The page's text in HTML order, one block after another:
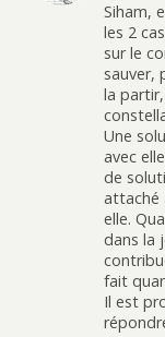
Siham,
les 2
sur le
sauver,
la
Une
avec
de
attaché
elle.
dans la
fait
Il est